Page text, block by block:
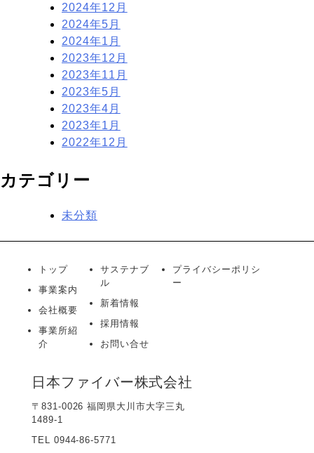
2024年12月
2024年5月
2024年1月
2023年12月
2023年11月
2023年5月
2023年4月
2023年1月
2022年12月
カテゴリー
未分類
トップ
事業案内
会社概要
事業所紹
介
サステナブ
ル
新着情報
採用情報
お問い合せ
プライバシーポリシ
ー
日本ファイバー株式会社
〒831-0026 福岡県大川市大字三丸
1489-1
TEL 0944-86-5771